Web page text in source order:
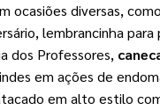
ocasiões diversas,
lembrancinha para
dos Professores,
em ações de
em alto estilo